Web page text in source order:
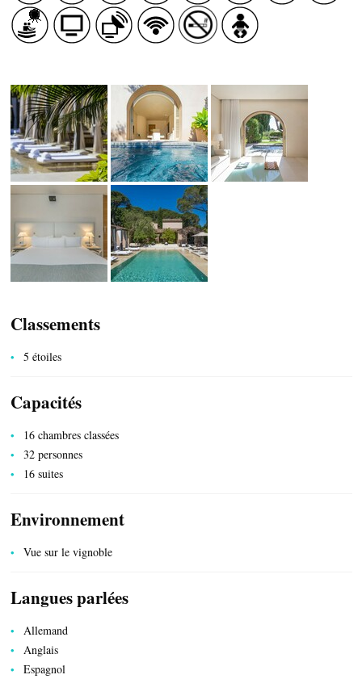
SANTÉ
Classements
5 étoiles
Capacités
16 chambres classées
32 personnes
16 suites
Environnement
Vue sur le vignoble
Langues parlées
Allemand
Anglais
Espagnol